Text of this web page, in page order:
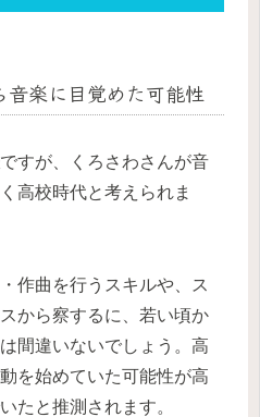
楽に目覚めた可能性
ですが、くろさわさんが音
高校時代と考えられま
作曲を行うスキルや、ス
から察するに、若い頃か
間違いないでしょう。高
を始めていた可能性が高
たと推測されます。